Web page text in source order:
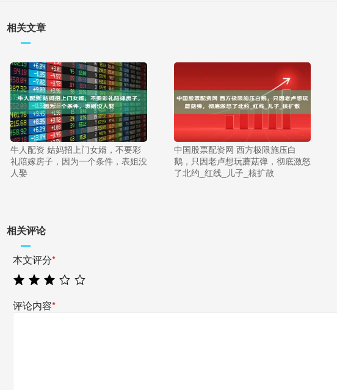
相关文章
牛人配资 姑妈招上门女婿，不要彩
礼陪嫁房子，因为一个条件，表姐没
人娶
中国股票配资网 西方极限施压白
鹅，只因老卢想玩蘑菇弹，彻底激怒
了北约_红线_儿子_核扩散
相关评论
本文评分*
评论内容*